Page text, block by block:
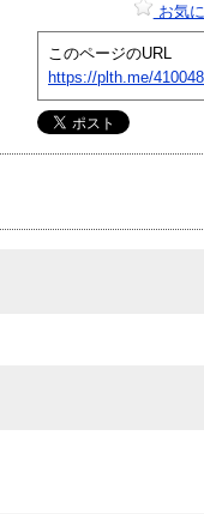
お気
このページのURL
https://plth.me/